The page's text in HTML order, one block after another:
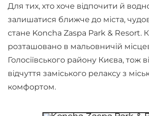
Для тих, хто хоче відпочити й
залишатися ближче до міста,
стане Koncha Zaspa Park & Resort.
розташовано в мальовничій
Голосіївського району Києва, тож
відчуття заміського релаксу з
комфортом.